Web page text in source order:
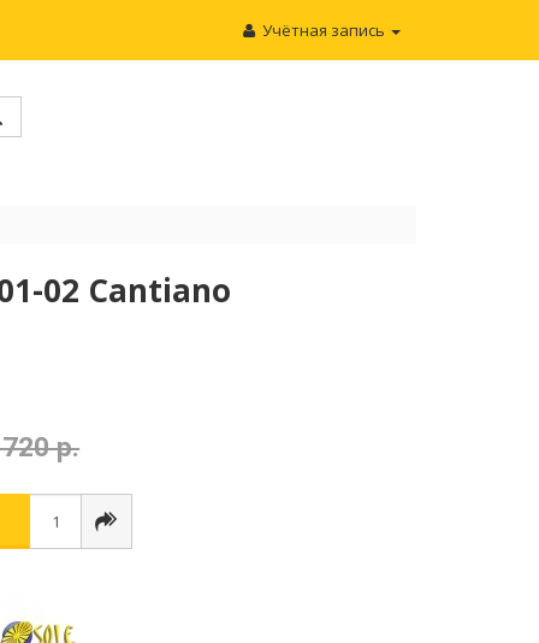
Учётная запись
02 Cantiano
р.